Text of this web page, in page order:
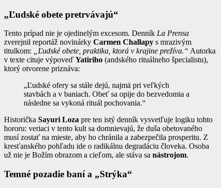
„Ľudské obete pretrvávajú“
Tento prípad nie je ojedinelým excesom. Denník La Prensa
zverejnil reportáž novinárky Carmen Challapy s mrazivým
titulkom:
„Ľudské obete, praktika, ktorá v krajine prežíva.“ Autorka
v texte cituje výpoveď Yatiriho (andského rituálneho špecialistu),
ktorý otvorene priznáva:
„Ľudské ofery sa stále dejú, najmä pri veľkých
stavbách a v baniach. Obeť sa opije do bezvedomia a
následne sa vykoná rituál pochovania.“
Historička Sayuri Loza pre ten istý denník vysvetľuje logiku tohto
hororu: veriaci v tento kult sa domnievajú, že duša obetovaného
musí zostať na mieste, aby ho chránila a zabezpečila prosperitu. Z
kresťanského pohľadu ide o radikálnu degradáciu človeka. Osoba
už nie je Božím obrazom a cieľom, ale stáva sa nástrojom.
Temné pozadie baní a „Strýka“